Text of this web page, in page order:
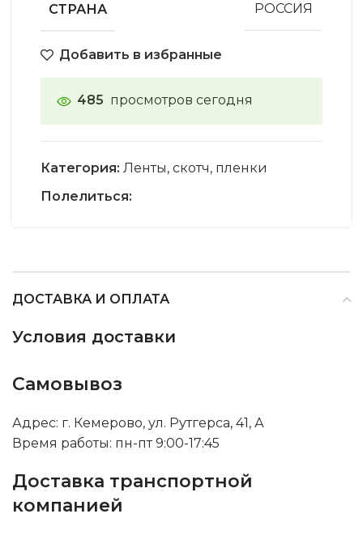
СТРАНА РОССИЯ
Добавить в избранные
485 просмотров сегодня
Категория: Ленты, скотч, пленки
Полелиться:
ДОСТАВКА И ОПЛАТА
Условия доставки
Самовывоз
Адрес: г. Кемерово, ул. Рутгерса, 41, А
Время работы: пн-пт 9:00-17:45
Доставка транспортной
компанией